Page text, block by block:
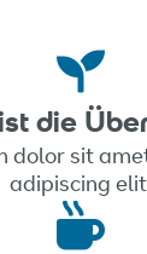
die
dolor sit
adipiscing